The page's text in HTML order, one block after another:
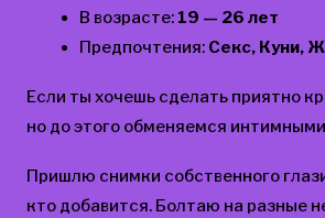
В возрасте: 19 — 26 лет
Предпочтения: Секс, Куни,
Если ты хочешь сделать приятно
но до этого обменяемся
Пришлю снимки собственного
кто добавится. Болтаю на разные